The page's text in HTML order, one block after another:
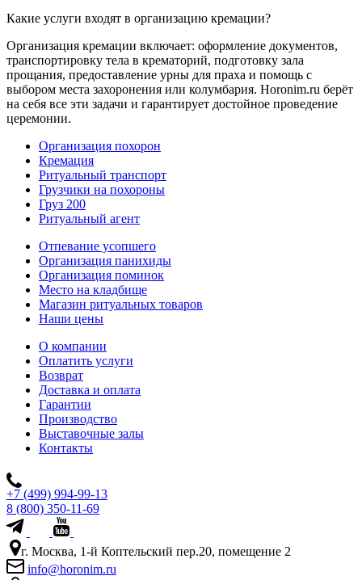
Какие услуги входят в организацию кремации?
Организация кремации включает: оформление документов,
транспортировку тела в крематорий, подготовку зала
прощания, предоставление урны для праха и помощь с
выбором места захоронения или колумбария. Horonim.ru берёт
на себя все эти задачи и гарантирует достойное проведение
церемонии.
Организация похорон
Кремация
Ритуальный транспорт
Грузчики на похороны
Груз 200
Ритуальный агент
Отпевание усопшего
Организация панихиды
Организация поминок
Место на кладбище
Магазин ритуальных товаров
Наши цены
О компании
Оплатить услуги
Возврат
Доставка и оплата
Гарантии
Производство
Выставочные залы
Контакты
+7 (499) 994-99-13
8 (800) 350-11-69
г. Москва, 1-й Коптельский пер.20, помещение 2
info@horonim.ru